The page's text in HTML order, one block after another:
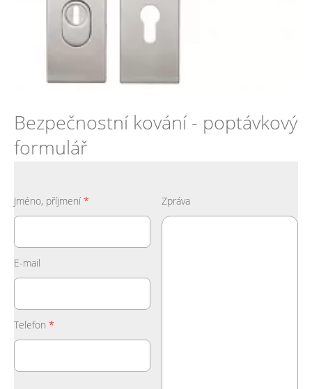
Bezpečnostní kování - poptávkový
formulář
Zpráva
Jméno, příjmení *
E-mail
Telefon *